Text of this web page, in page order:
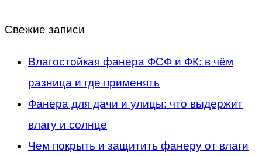
Свежие записи
Влагостойкая фанера ФСФ и ФК: в чём
разница и где применять
Фанера для дачи и улицы: что выдержит
влагу и солнце
Чем покрыть и защитить фанеру от влаги